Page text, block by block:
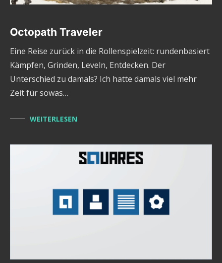
Octopath Traveler
Eine Reise zurück in die Rollenspielzeit: rundenbasiert
Kämpfen, Grinden, Leveln, Entdecken. Der
Unterschied zu damals? Ich hatte damals viel mehr
Zeit für sowas…
WEITERLESEN